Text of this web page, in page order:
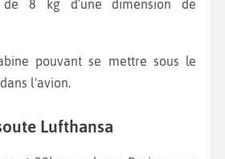
l'avion.
Lufthansa